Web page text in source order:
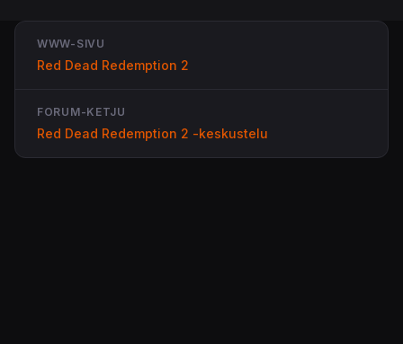
WWW-SIVU
Red Dead Redemption 2
FORUM-KETJU
Red Dead Redemption 2 -keskustelu